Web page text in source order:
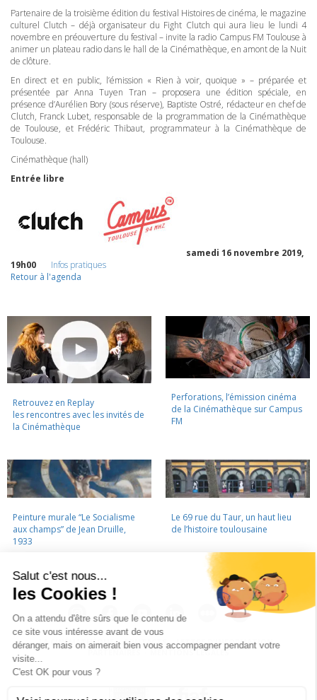
Partenaire de la troisième édition du festival Histoires de cinéma, le magazine
culturel Clutch – déjà organisateur du Fight Clutch qui aura lieu le lundi 4
novembre en préouverture du festival – invite la radio Campus FM Toulouse à
animer un plateau radio dans le hall de la Cinémathèque, en amont de la Nuit
de clôture.
En direct et en public, l’émission « Rien à voir, quoique » – préparée et
présentée par Anna Tuyen Tran – proposera une édition spéciale, en
présence d’Aurélien Bory (sous réserve), Baptiste Ostré, rédacteur en chef de
Clutch, Franck Lubet, responsable de la programmation de la Cinémathèque
de Toulouse, et Frédéric Thibaut, programmateur à la Cinémathèque de
Toulouse.
Cinémathèque (hall)
Entrée libre
samedi 16 novembre 2019,
19h00
Infos pratiques
Retour à l'agenda
Retrouvez en Replay
les rencontres avec les invités de
la Cinémathèque
Perforations, l’émission cinéma
de la Cinémathèque sur Campus
FM
Peinture murale “Le Socialisme
aux champs” de Jean Druille,
1933
Le 69 rue du Taur, un haut lieu
de l’histoire toulousaine
LA CINÉMATHÈQUE · CONTACTS · LETTRE D'INFORMATION ·
MENTIONS LÉGALES